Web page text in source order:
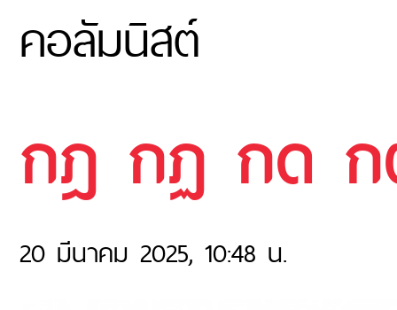
คอลัมนิสต์
กฎ กฏ กด
20 มีนาคม 2025, 10:48 น.